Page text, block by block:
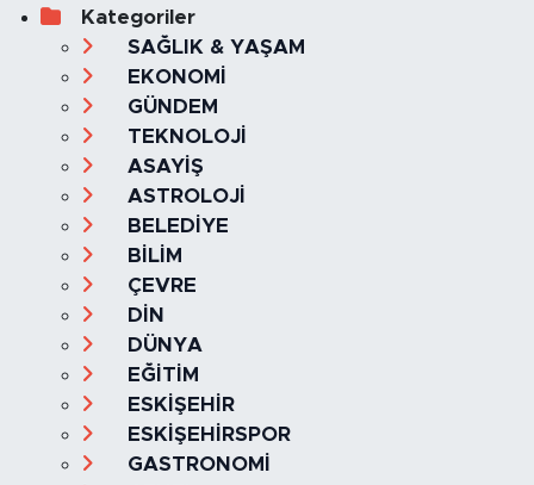
Kategoriler
SAĞLIK & YAŞAM
EKONOMİ
GÜNDEM
TEKNOLOJİ
ASAYİŞ
ASTROLOJİ
BELEDİYE
BİLİM
ÇEVRE
DİN
DÜNYA
EĞİTİM
ESKİŞEHİR
ESKİŞEHİRSPOR
GASTRONOMİ